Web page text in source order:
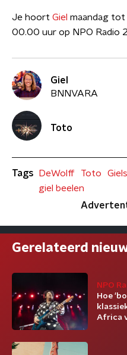
Je hoort Giel maandag
00.00 uur op NPO Radio
Giel
BNNVARA
Toto
Tags DeWolff Toto
giel beelen
Gerelateerd
NPO
Hoe
Africa